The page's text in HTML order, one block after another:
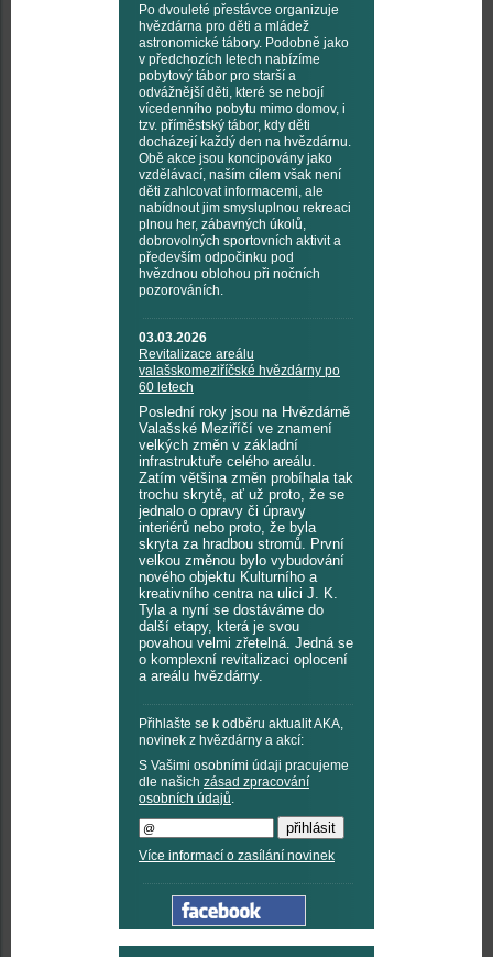
Po dvouleté přestávce organizuje
hvězdárna pro děti a mládež
astronomické tábory. Podobně jako
v předchozích letech nabízíme
pobytový tábor pro starší a
odvážnější děti, které se nebojí
vícedenního pobytu mimo domov, i
tzv. příměstský tábor, kdy děti
docházejí každý den na hvězdárnu.
Obě akce jsou koncipovány jako
vzdělávací, naším cílem však není
děti zahlcovat informacemi, ale
nabídnout jim smysluplnou rekreaci
plnou her, zábavných úkolů,
dobrovolných sportovních aktivit a
především odpočinku pod
hvězdnou oblohou při nočních
pozorováních.
03.03.2026
Revitalizace areálu
valašskomeziříčské hvězdárny po
60 letech
Poslední roky jsou na Hvězdárně
Valašské Meziříčí ve znamení
velkých změn v základní
infrastruktuře celého areálu.
Zatím většina změn probíhala tak
trochu skrytě, ať už proto, že se
jednalo o opravy či úpravy
interiérů nebo proto, že byla
skryta za hradbou stromů. První
velkou změnou bylo vybudování
nového objektu Kulturního a
kreativního centra na ulici J. K.
Tyla a nyní se dostáváme do
další etapy, která je svou
povahou velmi zřetelná. Jedná se
o komplexní revitalizaci oplocení
a areálu hvězdárny.
Přihlašte se k odběru aktualit AKA,
novinek z hvězdárny a akcí:
S Vašimi osobními údaji pracujeme
dle našich zásad zpracování
osobních údajů
Více informací o zasílání novinek